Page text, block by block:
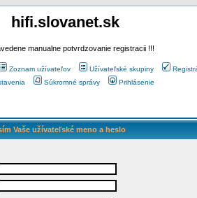
hifi.slovanet.sk
manualne potvrdzovanie registracii !!!
Zoznam užívateľov Užívateľské skupiny
Súkromné správy Prihlásenie
Vaše užívateľské meno a heslo